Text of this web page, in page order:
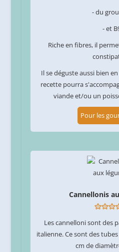
- du
- et
Riche en fibres, il
Il se déguste aussi bien
recette pourra
viande et/ou un
Pour les
Cannellonis
Les cannelloni sont des
italienne. Ce sont des
cm de